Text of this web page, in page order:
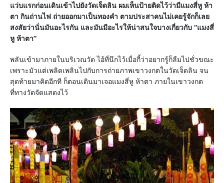
แว่บแรกก่อนเดินเข้าไปยังวัดเจ็ดลิน ผมเห็นป้ายติดไว้ว่ามีแมงสี่หู ห้า
ตา กินถ่านไฟ ถ่ายออกมาเป็นทองคำ ตามประสาคนไม่เคยรู้จักก็เลย
สงสัยว่านั่นมันอะไรกัน และมันมีอะไรให้น่าสนใจบางเกี่ยวกับ “แมงสี่
หู ห้าตา”
พลันเข้ามาภายในบริเวณวัด ไอ้ที่นึกไว้เมื่อกี้ว่าอยากรู้ก็ลืมไปชั่วขณะ
เพราะมัวแต่เพลิดเพลินไปกับการถ่ายภาพเขาวงกตในวัดเจ็ดลิน จน
สุดท้ายมาคิดอีกที ก็ตอนเดินมาเจอแมงสี่หู ห้าตา ภายในเขาวงกต
ที่ทางวัดจัดแสดงไว้